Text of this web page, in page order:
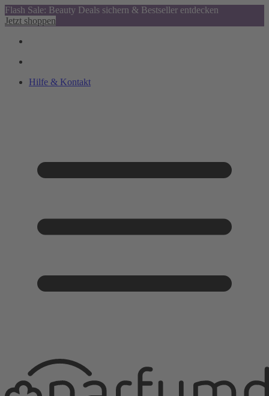
Flash Sale: Beauty Deals sichern & Bestseller entdecken
Jetzt shoppen
Hilfe & Kontakt